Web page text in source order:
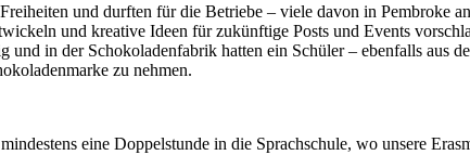
und durften für die Betriebe – viele davon in Pembroke
und kreative Ideen für zukünftige Posts und Events
in der Schokoladenfabrik hatten ein Schüler – ebenfalls aus
zu nehmen.
eine Doppelstunde in die Sprachschule, wo unsere